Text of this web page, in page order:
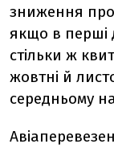
зниження
якщо в перші
стільки ж
жовтні й
середньому